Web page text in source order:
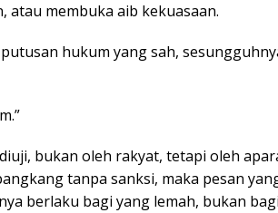
membuka aib kekuasaan.
hukum yang sah,
bukan oleh rakyat, tetapi oleh
tanpa sanksi, maka pesan
berlaku bagi yang lemah, bukan